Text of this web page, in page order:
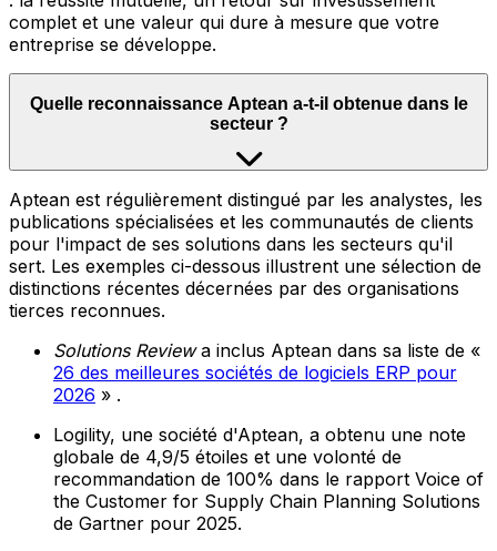
complet et une valeur qui dure à mesure que votre
entreprise se développe.
Quelle reconnaissance Aptean a-t-il obtenue dans le
secteur ?
Aptean est régulièrement distingué par les analystes, les
publications spécialisées et les communautés de clients
pour l'impact de ses solutions dans les secteurs qu'il
sert. Les exemples ci-dessous illustrent une sélection de
distinctions récentes décernées par des organisations
tierces reconnues.
Solutions Reviewa inclus Aptean dans sa liste de «
26 des meilleures sociétés de logiciels ERP pour
2026 » .
Logility, une société d'Aptean, a obtenu une note
globale de 4,9/5 étoiles et une volonté de
recommandation de 100% dans le rapport Voice of
the Customer for Supply Chain Planning Solutions
de Gartner pour 2025.